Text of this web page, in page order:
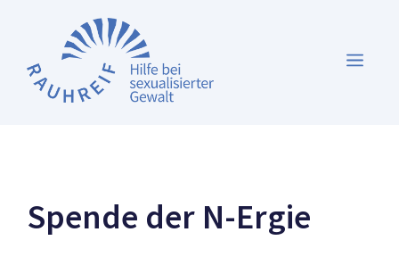
springen
Spende der N-Ergie